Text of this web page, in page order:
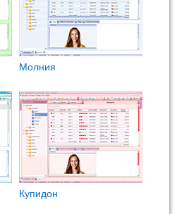
Молния
Купидон